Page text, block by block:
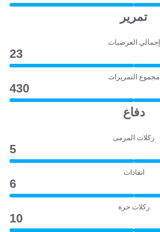
تمرير
إجمالي العرضيات
23
مجموع التمريرات
430
دفاع
ركلات المرمى
5
انقاذات
6
ركلات حرة
10